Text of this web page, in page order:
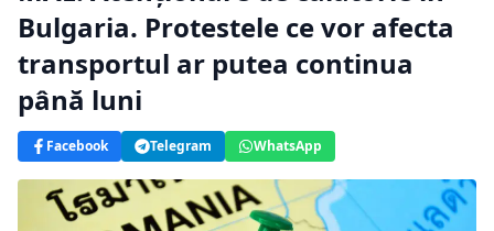
Bulgaria. Protestele ce vor afecta
transportul ar putea continua
până luni
Facebook Telegram WhatsApp